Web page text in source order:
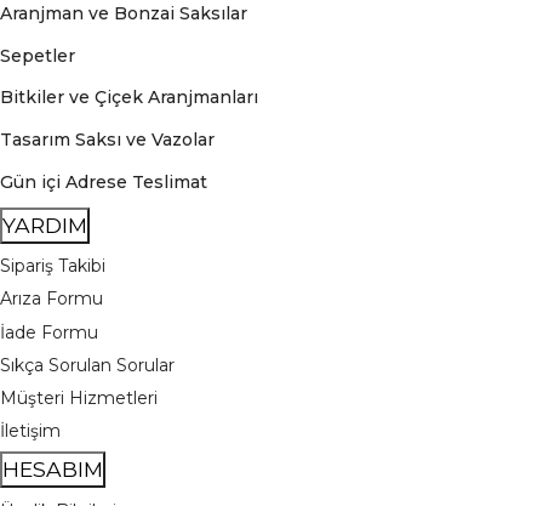
Aranjman ve Bonzai Saksılar
Sepetler
Bitkiler ve Çiçek Aranjmanları
Tasarım Saksı ve Vazolar
Gün içi Adrese Teslimat
YARDIM
Sipariş Takibi
Arıza Formu
İade Formu
Sıkça Sorulan Sorular
Müşteri Hizmetleri
İletişim
HESABIM